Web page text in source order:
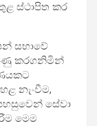
ස්ථාපිත කර
සභාවේ
කරගනිමින්
නැංවීම,
සේවා
මෙම